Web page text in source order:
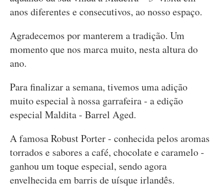
anos diferentes e consecutivos, ao nosso espaço.
Agradecemos por manterem a tradição. Um
momento que nos marca muito, nesta altura do
ano.
Para finalizar a semana, tivemos uma adição
muito especial à nossa garrafeira - a edição
especial Maldita - Barrel Aged.
A famosa Robust Porter - conhecida pelos aromas
torrados e sabores a café, chocolate e caramelo -
ganhou um toque especial, sendo agora
envelhecida em barris de uísque irlandês.